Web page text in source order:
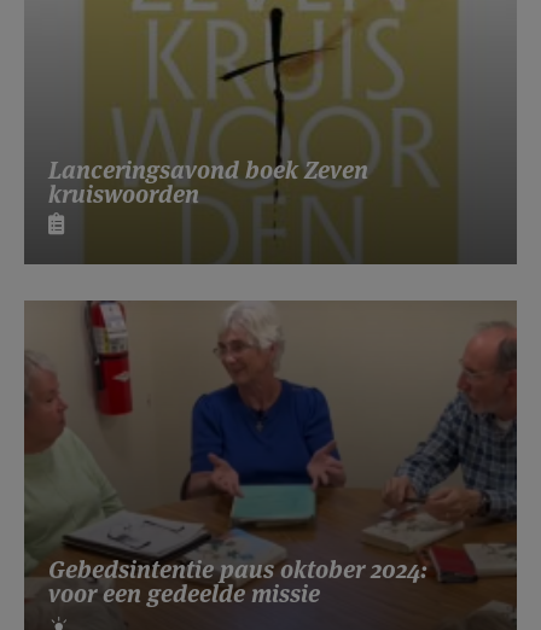
Lanceringsavond boek Zeven
kruiswoorden
Gebedsintentie paus oktober 2024:
voor een gedeelde missie